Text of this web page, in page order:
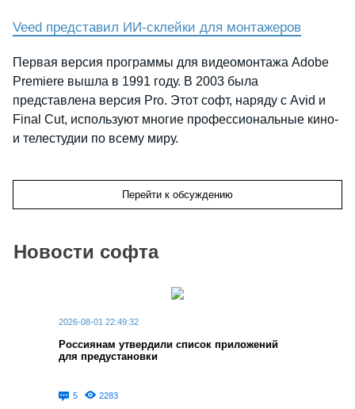
Veed представил ИИ-склейки для монтажеров
Первая версия программы для видеомонтажа Adobe
Premiere вышла в 1991 году. В 2003 была
представлена версия Pro. Этот софт, наряду с Avid и
Final Cut, используют многие профессиональные кино-
и телестудии по всему миру.
Перейти к обсуждению
Новости софта
2026-08-01 22:49:32
Россиянам утвердили список приложений
для предустановки
5 2283